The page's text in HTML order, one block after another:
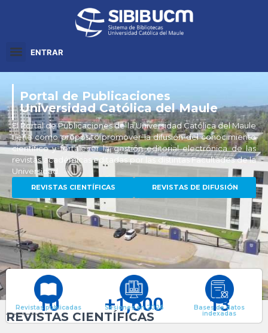
ENTRAR
Portal de Publicaciones
Universidad Católica del Maule
El Portal de Publicaciones de la Universidad Católica del Maule
tiene como propósito promover la difusión del conocimiento
científico y fortalecer la gestión editorial electrónica de las
revistas académicas editadas por las distintas Facultades de la
Universidad.
REVISTAS CIENTÍFICAS REVISTAS DE DIFUSIÓN
10
Revistas publicadas +1,600
Sesiones en 2026 13
Bases de datos
indexadas
REVISTAS CIENTÍFICAS